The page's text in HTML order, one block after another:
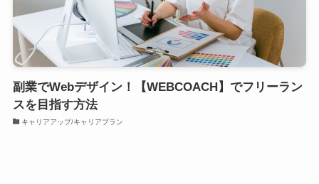
副業でWebデザイン！【WEBCOACH】でフリーラン
スを目指す方法
キャリアアップ/キャリアプラン